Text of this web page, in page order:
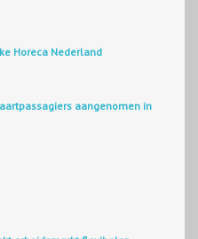
Horeca Nederland
aangenomen in